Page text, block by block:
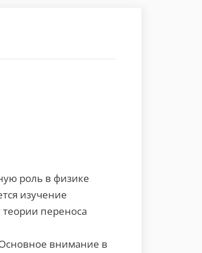
роль в физике
изучение
переноса
внимание в